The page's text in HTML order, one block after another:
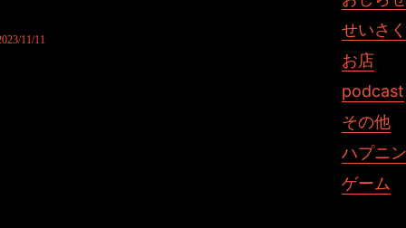
11/11
せいさく
お店
podcast
その他
ハプニ
ゲーム